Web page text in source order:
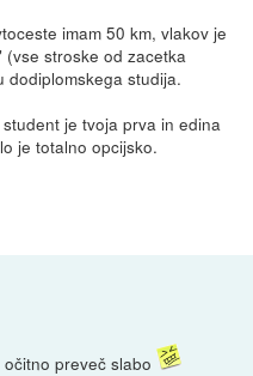
imam 50 km, vlakov je
stroske od zacetka
dodiplomskega studija.
je tvoja prva in edina
je totalno opcijsko.
preveč slabo